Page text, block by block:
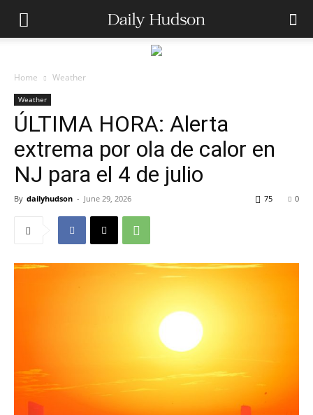
Home Weather
Weather
ÚLTIMA HORA: Alerta
extrema por ola de calor en
NJ para el 4 de julio
By dailyhudson - June 29, 2026 0
75